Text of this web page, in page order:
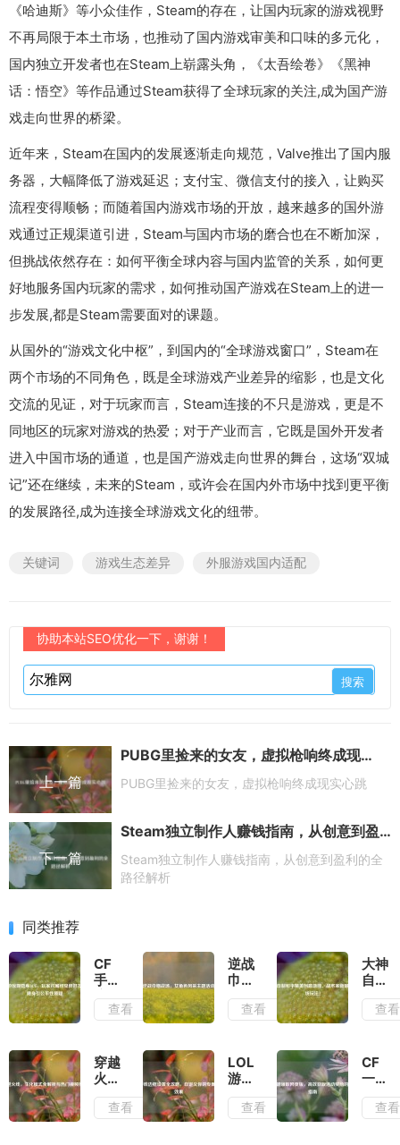
《哈迪斯》等小众佳作，Steam的存在，让国内玩家的游戏视野
不再局限于本土市场，也推动了国内游戏审美和口味的多元化，
国内独立开发者也在Steam上崭露头角，《太吾绘卷》《黑神
话：悟空》等作品通过Steam获得了全球玩家的关注,成为国产游
戏走向世界的桥梁。
近年来，Steam在国内的发展逐渐走向规范，Valve推出了国内服
务器，大幅降低了游戏延迟；支付宝、微信支付的接入，让购买
流程变得顺畅；而随着国内游戏市场的开放，越来越多的国外游
戏通过正规渠道引进，Steam与国内市场的磨合也在不断加深，
但挑战依然存在：如何平衡全球内容与国内监管的关系，如何更
好地服务国内玩家的需求，如何推动国产游戏在Steam上的进一
步发展,都是Steam需要面对的课题。
从国外的“游戏文化中枢”，到国内的“全球游戏窗口”，Steam在
两个市场的不同角色，既是全球游戏产业差异的缩影，也是文化
交流的见证，对于玩家而言，Steam连接的不只是游戏，更是不
同地区的玩家对游戏的热爱；对于产业而言，它既是国外开发者
进入中国市场的通道，也是国产游戏走向世界的舞台，这场“双城
记”还在继续，未来的Steam，或许会在国内外市场中找到更平衡
的发展路径,成为连接全球游戏文化的纽带。
关键词 游戏生态差异 外服游戏国内适配
协助本站SEO优化一下，谢谢！
上一篇
PUBG里捡来的女友，虚拟枪响终成现实心跳
PUBG里捡来的女友，虚拟枪响终成现实心跳
下一篇
Steam独立制作人赚钱指南，从创意到盈利的全路径解析
Steam独立制作人赚钱指南，从创意到盈利的全
路径解析
同类推荐
CF
手游
惊现
隐身
对局
可见
友列
表隐
查看
逆战
巾帼
战
场，
采主
题活
查看
大神
自制
和平
精英
图，
战术
颠覆
传统
查看
穿越
火
线，
生化
查看
LOL
游戏
边框
设置
查看
CF
一键
领取
网页
查看